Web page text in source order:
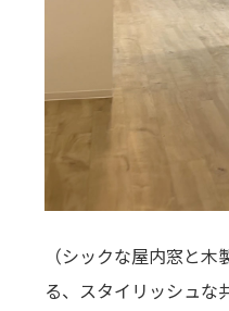
（シックな屋内窓と
る、スタイリッシュな